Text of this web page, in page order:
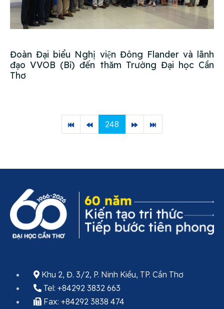
Đoàn Đại biểu Nghị viện Đông Flander và lãnh
đạo VVOB (Bỉ) đến thăm Trường Đại học Cần
Thơ
248
Khu 2, Đ. 3/2, P. Ninh Kiều, TP. Cần Thơ
Tel: +84292 3832 663
Fax: +84292 3838 474